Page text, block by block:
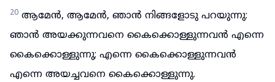
20 ആമേൻ, ആമേൻ, ഞാൻ നിങ്ങളോടു പറയുന്നു:
ഞാൻ അയക്കുന്നവനെ കൈക്കൊള്ളുന്നവൻ എന്നെ
കൈക്കൊള്ളുന്നു; എന്നെ കൈക്കൊള്ളുന്നവൻ
എന്നെ അയച്ചവനെ കൈക്കൊള്ളുന്നു.